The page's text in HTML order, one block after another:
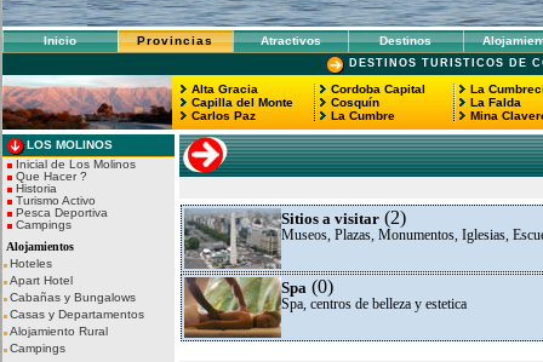
Inicio Provincias Atractivos Destinos
DESTINOS TURISTICOS DE
Alta Gracia
Capilla del Monte
Carlos Paz
Cordoba Capital
Cosquín
La Cumbre
La
La Falda
Mina
LOS MOLINOS
Inicial de Los Molinos
Que Hacer ?
Historia
Turismo Activo
Pesca Deportiva
Campings
Alojamientos
Hoteles
Apart Hotel
Cabañas y Bungalows
Casas y Departamentos
Alojamiento Rural
Campings
Sitios a visitar (2)
Museos, Plazas, Monumentos, Iglesias,
Spa (0)
Spa, centros de belleza y estetica